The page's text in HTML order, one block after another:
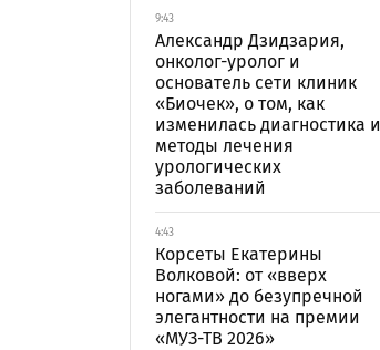
9:43
Александр Дзидзария,
онколог-уролог и
основатель сети клиник
«Биочек», о том, как
изменилась диагностика и
методы лечения
урологических
заболеваний
4:43
Корсеты Екатерины
Волковой: от «вверх
ногами» до безупречной
элегантности на премии
«МУЗ-ТВ 2026»